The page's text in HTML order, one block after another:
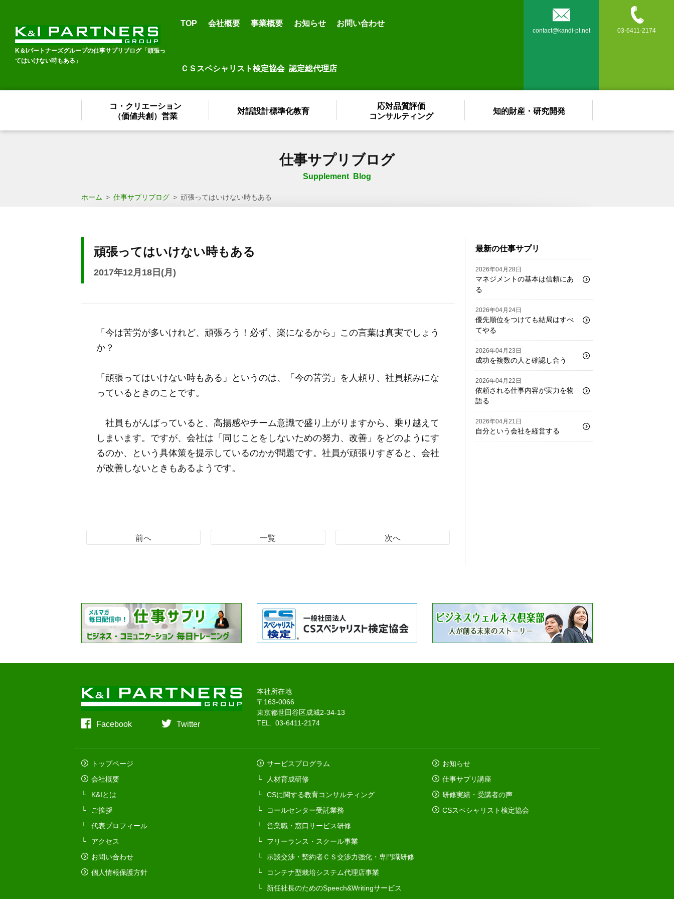
K＆Iパートナーズグループの仕事サプリブログ「頑張っ
てはいけない時もある」
TOP 会社概要 事業概要 お知らせ お問い合わせ
ＣＳスペシャリスト検定協会 認定総代理店

contact@kandi-pt.net

03-6411-2174
コ・クリエーション
（価値共創）営業
対話設計標準化教育
応対品質評価
コンサルティング
知的財産・研究開発
仕事サプリブログ
Supplement Blog
ホーム > 仕事サプリブログ > 頑張ってはいけない時もある
頑張ってはいけない時もある
2017年12月18日(月)
「今は苦労が多いけれど、頑張ろう！必ず、楽になるから」この言葉は真実でしょう
か？
「頑張ってはいけない時もある」というのは、「今の苦労」を人頼り、社員頼みにな
っているときのことです。
社員もがんばっていると、高揚感やチーム意識で盛り上がりますから、乗り越えて
しまいます。ですが、会社は「同じことをしないための努力、改善」をどのようにす
るのか、という具体策を提示しているのかが問題です。社員が頑張りすぎると、会社
が改善しないときもあるようです。
前へ 一覧 次へ
最新の仕事サプリ
2026年04月28日
マネジメントの基本は信頼にあ
る
2026年04月24日
優先順位をつけても結局はすべ
てやる
2026年04月23日
成功を複数の人と確認し合う
2026年04月22日
依頼される仕事内容が実力を物
語る
2026年04月21日
自分という会社を経営する
Facebook Twitter
本社所在地
〒163-0066
東京都世田谷区成城2-34-13
TEL. 03-6411-2174
トップページ
会社概要
K&Iとは
ご挨拶
代表プロフィール
アクセス
お問い合わせ
個人情報保護方針
サービスプログラム
人材育成研修
CSに関する教育コンサルティング
コールセンター受託業務
営業職・窓口サービス研修
フリーランス・スクール事業
示談交渉・契約者ＣＳ交渉力強化・専門職研修
コンテナ型栽培システム代理店事業
新任社長のためのSpeech&Writingサービス
お知らせ
仕事サプリ講座
研修実績・受講者の声
CSスペシャリスト検定協会